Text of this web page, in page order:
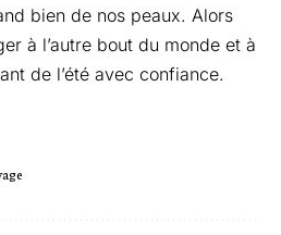
bien de nos peaux. Alors
à l’autre bout du monde et à
de l’été avec confiance.